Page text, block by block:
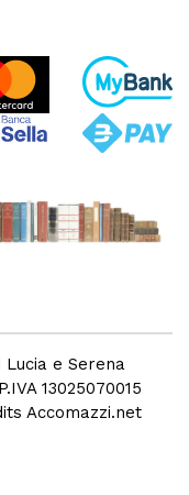
Lucia e Serena
13025070015
Accomazzi.net